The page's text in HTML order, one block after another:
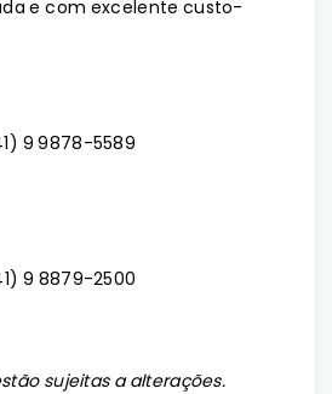
e com excelente custo-
9 9878-5589
9 8879-2500
sujeitas a alterações.